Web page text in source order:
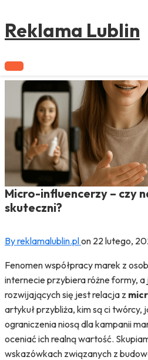
Reklama Lublin
Micro-influencerzy – czy
skuteczni?
By reklamalublin.plon 22 lutego,
Fenomen współpracy marek z
internecie przybiera różne formy,
rozwijających się jest relacja z
artykuł przybliża, kim są ci twórcy,
ograniczenia niosą dla kampanii
oceniać ich realną wartość.
wskazówkach związanych z